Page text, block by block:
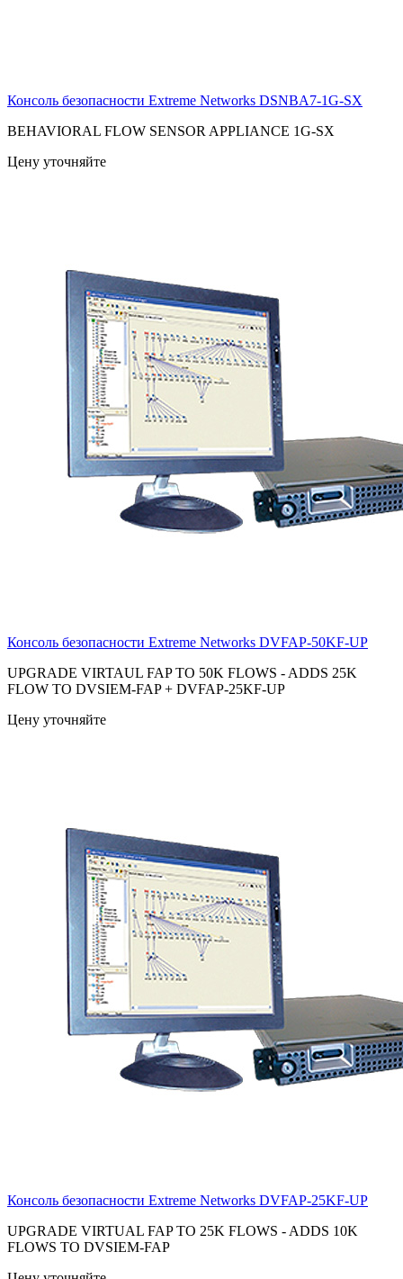
Консоль безопасности Extreme Networks DSNBA7-1G-SX
BEHAVIORAL FLOW SENSOR APPLIANCE 1G-SX
Цену уточняйте
Консоль безопасности Extreme Networks DVFAP-50KF-UP
UPGRADE VIRTAUL FAP TO 50K FLOWS - ADDS 25K
FLOW TO DVSIEM-FAP + DVFAP-25KF-UP
Цену уточняйте
Консоль безопасности Extreme Networks DVFAP-25KF-UP
UPGRADE VIRTUAL FAP TO 25K FLOWS - ADDS 10K
FLOWS TO DVSIEM-FAP